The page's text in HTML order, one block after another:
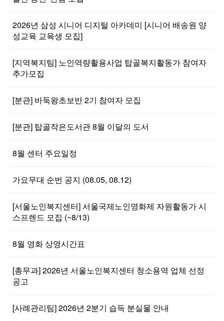
2026년 삼성 시니어 디지털 아카데미 [시니어 배송원 양
성교육 교육생 모집]
[지역복지팀] 노인역량활용사업 탑골복지활동가 참여자
추가모집
[분관] 바둑왕초보반 2기 참여자 모집
[분관] 탑골작은도서관 8월 이달의 도서
8월 센터 주요일정
가요무대 순번 공지 (08.05, 08.12)
[서울노인복지센터] 서울국제노인영화제 자원활동가 시
스프렌드 모집 (~8/13)
8월 영화 상영시간표
[총무과] 2026년 서울노인복지센터 청소용역 업체 선정
공고
[사례관리팀] 2026년 2분기 습득 분실물 안내